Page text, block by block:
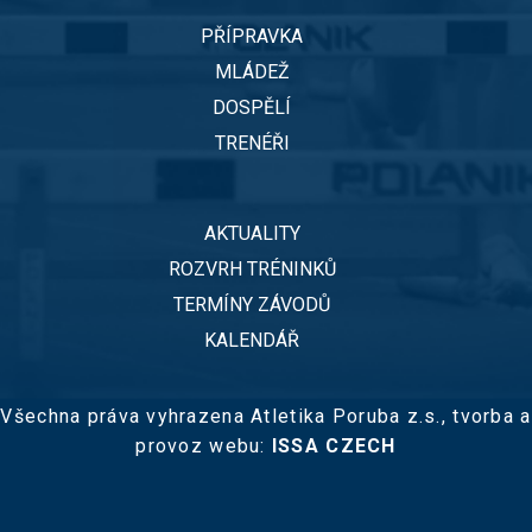
PŘÍPRAVKA
MLÁDEŽ
DOSPĚLÍ
TRENÉŘI
AKTUALITY
ROZVRH TRÉNINKŮ
TERMÍNY ZÁVODŮ
KALENDÁŘ
Všechna práva vyhrazena Atletika Poruba z.s., tvorba a
provoz webu: ISSA CZECH